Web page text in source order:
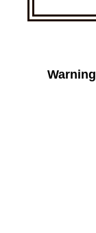
Warning